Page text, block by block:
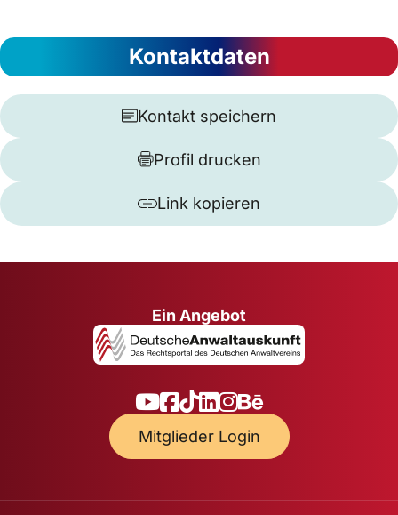
Kontaktdaten
Kontakt speichern
Profil drucken
Link kopieren
Ein Angebot
Mitglieder Login